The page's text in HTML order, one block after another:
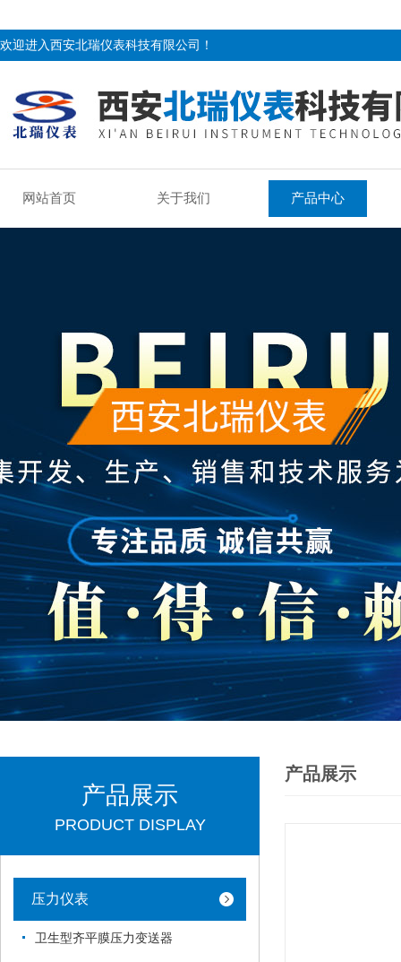
欢迎进入西安北瑞仪表科技有限公司！
网站首页 关于我们 产品中心
产品展示
PRODUCT DISPLAY
压力仪表
卫生型齐平膜压力变送器
产品展示